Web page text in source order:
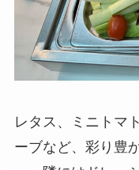
レタス、ミニトマ
ーブなど、彩り豊